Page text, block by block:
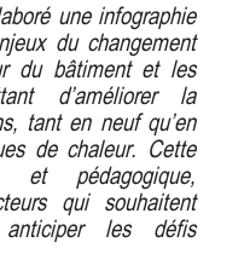
une infographie
du changement
du bâtiment et les
d’améliorer la
tant en neuf qu’en
de chaleur. Cette
et pédagogique,
qui souhaitent
les défis